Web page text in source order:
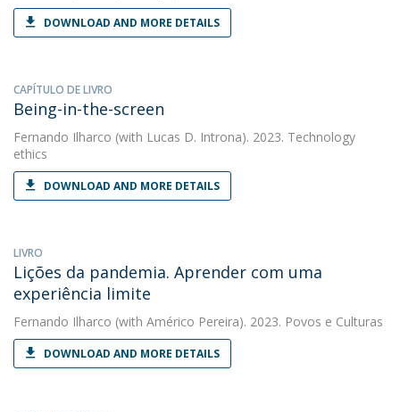
DOWNLOAD AND MORE DETAILS
CAPÍTULO DE LIVRO
Being-in-the-screen
Fernando Ilharco (with Lucas D. Introna). 2023. Technology
ethics
DOWNLOAD AND MORE DETAILS
LIVRO
Lições da pandemia. Aprender com uma
experiência limite
Fernando Ilharco (with Américo Pereira). 2023. Povos e Culturas
DOWNLOAD AND MORE DETAILS